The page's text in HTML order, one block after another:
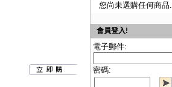
您尚未選購任何商品.
會員登入!
電子郵件:
密碼: